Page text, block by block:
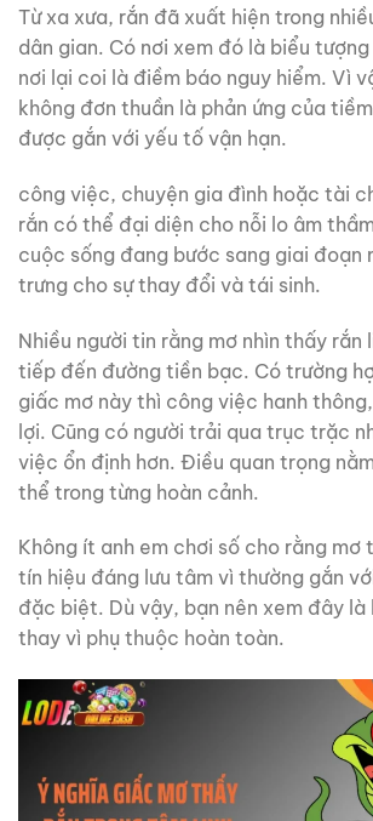
Từ xa xưa, rắn đã xuất hiện trong
dân gian. Có nơi xem đó là biểu
nơi lại coi là điềm báo nguy hiểm. Vì
không đơn thuần là phản ứng của
được gắn với yếu tố vận hạn.
công việc, chuyện gia đình hoặc tài
rắn có thể đại diện cho nỗi lo âm
cuộc sống đang bước sang giai đoạn
trưng cho sự thay đổi và tái sinh.
Nhiều người tin rằng mơ nhìn thấy rắn
tiếp đến đường tiền bạc. Có trường
giấc mơ này thì công việc hanh
lợi. Cũng có người trải qua trục trặc
việc ổn định hơn. Điều quan trọng
thể trong từng hoàn cảnh.
Không ít anh em chơi số cho rằng mơ
tín hiệu đáng lưu tâm vì thường gắn
đặc biệt. Dù vậy, bạn nên xem đây là
thay vì phụ thuộc hoàn toàn.